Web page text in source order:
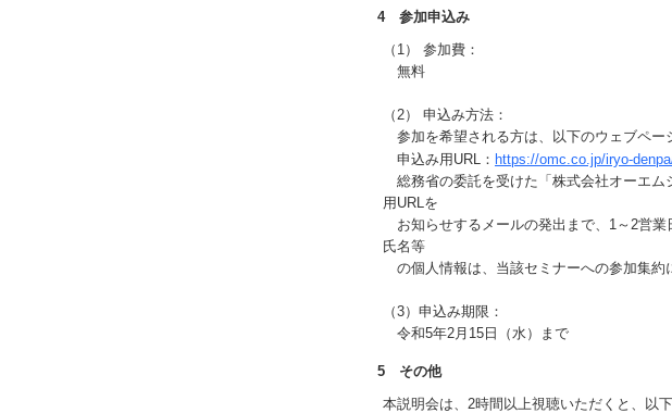
4 参加申込み
（1） 参加費：
無料
（2） 申込み方法：
参加を希望される方は、以下のウェブペー
申込み用URL： https://omc.co.jp/iryo-
総務省の委託を受けた「株式会社オーエム
用URLを
お知らせするメールの発出まで、1～2営業
氏名等
の個人情報は、当該セミナーへの参加集約
（3）申込み期限：
令和5年2月15日（水）まで
5 その他
本説明会は、2時間以上視聴いただくと、以